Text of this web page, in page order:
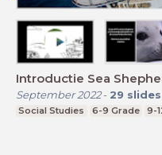
Introductie Sea
September 2022- 29 slides
Social Studies 6-9 Grade 9-